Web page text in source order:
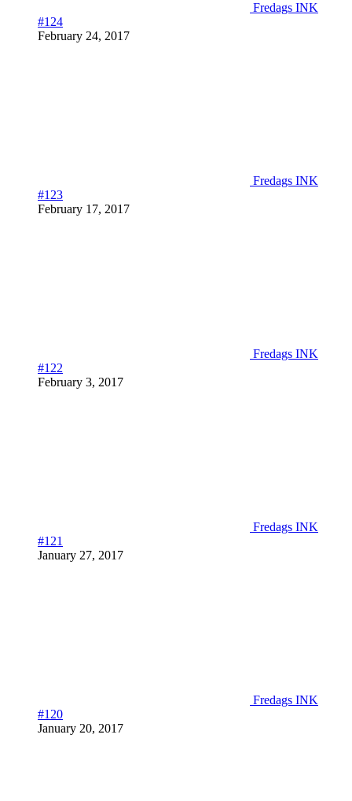
Fredags INK
#124
February 24, 2017
Fredags INK
#123
February 17, 2017
Fredags INK
#122
February 3, 2017
Fredags INK
#121
January 27, 2017
Fredags INK
#120
January 20, 2017